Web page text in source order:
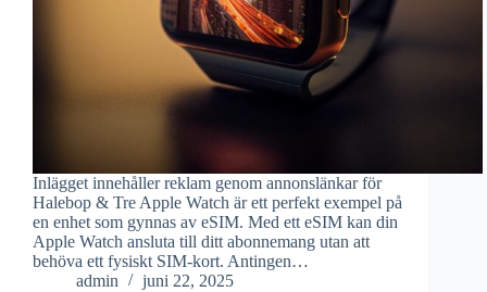
Inlägget innehåller reklam genom annonslänkar för
Halebop & Tre Apple Watch är ett perfekt exempel på
en enhet som gynnas av eSIM. Med ett eSIM kan din
Apple Watch ansluta till ditt abonnemang utan att
behöva ett fysiskt SIM-kort. Antingen…
admin
juni 22, 2025